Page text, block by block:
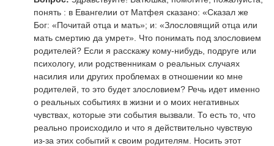
понять : в Евангелии от Матфея сказано: «Сказал же
Бог: «Почитай отца и мать»; и: «Злословящий отца или
мать смертию да умрет». Что понимать под злословием
родителей? Если я расскажу кому-нибудь, подруге или
психологу, или родственникам о реальных случаях
насилия или других проблемах в отношении ко мне
родителей, то это будет злословием? Речь идет именно
о реальных событиях в жизни и о моих негативных
чувствах, которые эти события вызвали. То есть то, что
реально происходило и что я действительно чувствую
из-за этих событий к своим родителям. Носить этот